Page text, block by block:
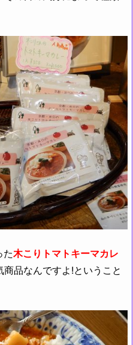
た木こりトマトキーマカレ
品なんですよ!ということ